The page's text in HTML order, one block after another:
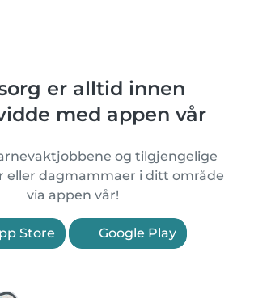
er alltid innen
med appen vår
og tilgjengelige
eller dagmammaer i ditt område
via appen vår!
Store Google Play